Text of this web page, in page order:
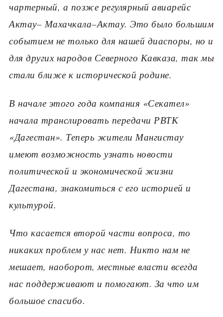
чартерный, а позже регулярный авиарейс
Актау– Махачкала–Актау. Это было большим
событием не только для нашей диаспоры, но и
для других народов Северного Кавказа, так мы
стали ближе к исторической родине.
В начале этого года компания «Секател»
начала транслировать передачи РВТК
«Дагестан». Теперь жители Мангистау
имеют возможность узнать новости
политической и экономической жизни
Дагестана, знакомиться с его историей и
культурой.
Что касается второй части вопроса, то
никаких проблем у нас нет. Никто нам не
мешает, наоборот, местные власти всегда
нас поддерживают и помогают. За что им
большое спасибо.